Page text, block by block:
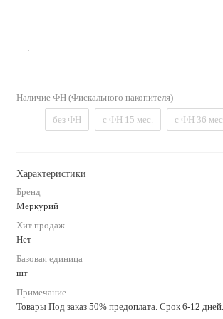
:
Наличие ФН (Фискального накопителя)
без ФН с ФН 15 мес. с ФН 36 мес.
Характеристики
Бренд
Меркурий
Хит продаж
Нет
Базовая единица
шт
Примечание
Товары Под заказ 50% предоплата. Срок 6-12 дней.